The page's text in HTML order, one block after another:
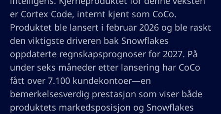
er Cortex Code, internt kjent som CoCo.
Produktet ble lansert i februar 2026 og ble raskt
den viktigste driveren bak Snowflakes
oppdaterte regnskapsprognoser for 2027. På
under seks måneder etter lansering har CoCo
fått over 7.100 kunde­kontoer—en
bemerkelsesverdig prestasjon som viser både
produktets markedsposisjon og Snowflakes